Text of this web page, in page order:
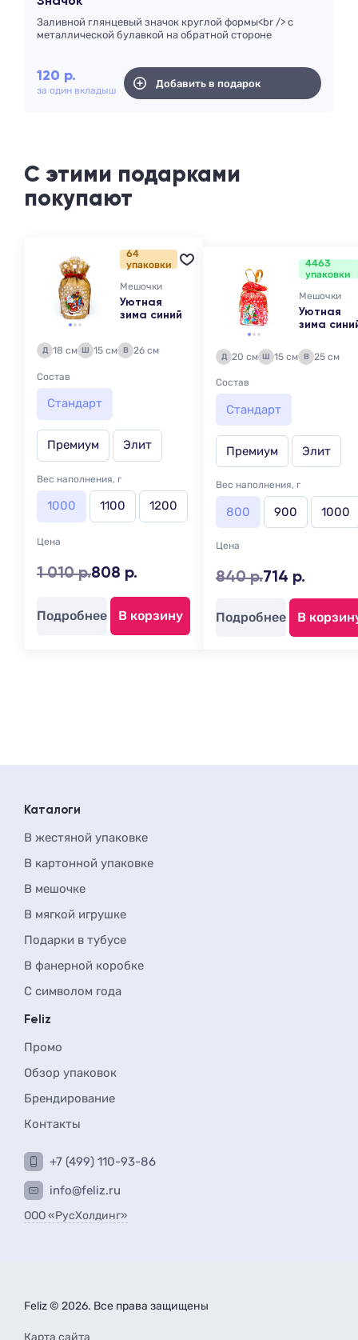
Заливной глянцевый значок круглой формы<br /> с
металлической булавкой на обратной стороне
120 р.
за один вкладыш
Добавить в подарок
С этими подарками
покупают
64
упаковки
Мешочки
Уютная
зима синий
Д 18 см Ш 15 см В 26 см
Состав
Стандарт
Премиум Элит
Вес наполнения, г
1000 1100 1200
Цена
1 010 р.808 р.
Подробнее В корзину
4463
упаковки
Мешочки
Уютная
зима
Д 20 см Ш 15 см В 25 см
Состав
Стандарт
Премиум Элит
Вес наполнения, г
800 900 1000
Цена
840 р.714 р.
Подробнее В
Каталоги
В жестяной упаковке
В картонной упаковке
В мешочке
В мягкой игрушке
Подарки в тубусе
В фанерной коробке
С символом года
Feliz
Промо
Обзор упаковок
Брендирование
Контакты
+7 (499) 110-93-86
info@feliz.ru
ООО «РусХолдинг»
Feliz © 2026. Все права защищены
Карта сайта